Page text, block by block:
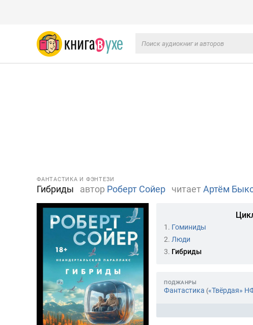
ФАНТАСТИКА И ФЭНТЕЗИ
Гибриды автор Роберт Сойер читаетАртём
1. Гоминиды
2. Люди
3. Гибриды
ПОДЖАНРЫ
Фантастика («Твёрдая»